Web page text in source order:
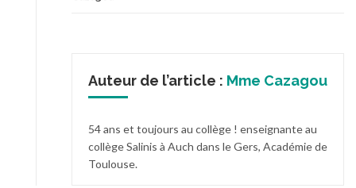
Auteur de l’article : Mme Cazagou
54 ans et toujours au collège ! enseignante au
collège Salinis à Auch dans le Gers, Académie de
Toulouse.